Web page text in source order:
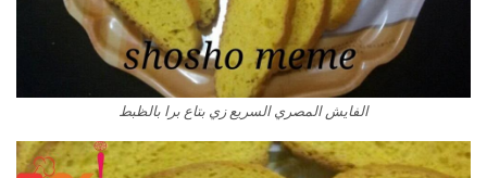
الفايش المصري السريع زي بتاع برا بالظبط